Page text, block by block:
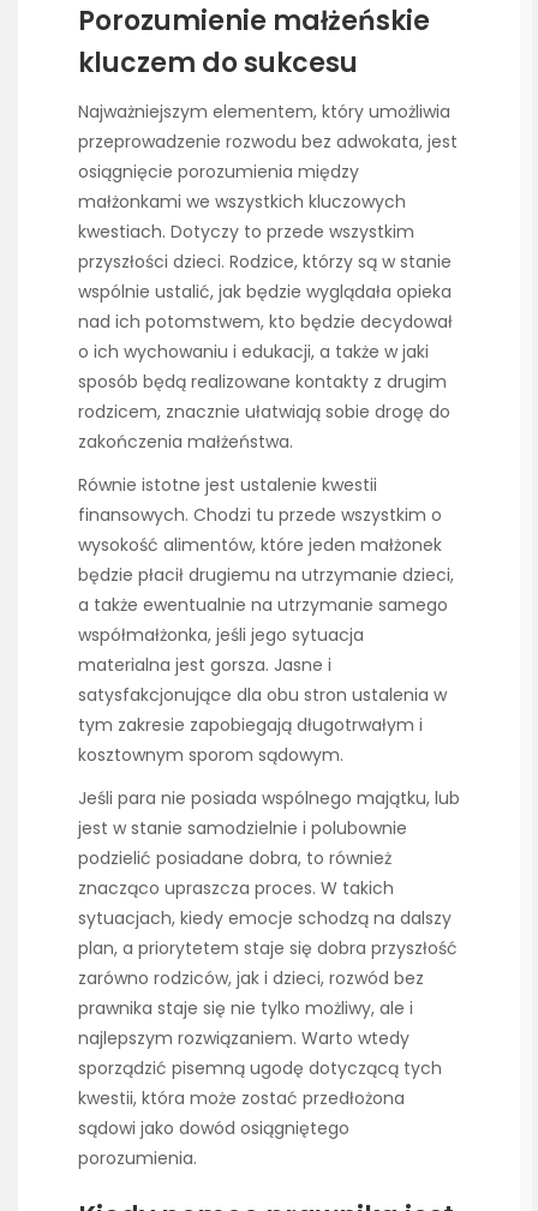
Porozumienie małżeńskie
kluczem do sukcesu
Najważniejszym elementem, który umożliwia
przeprowadzenie rozwodu bez adwokata, jest
osiągnięcie porozumienia między
małżonkami we wszystkich kluczowych
kwestiach. Dotyczy to przede wszystkim
przyszłości dzieci. Rodzice, którzy są w stanie
wspólnie ustalić, jak będzie wyglądała opieka
nad ich potomstwem, kto będzie decydował
o ich wychowaniu i edukacji, a także w jaki
sposób będą realizowane kontakty z drugim
rodzicem, znacznie ułatwiają sobie drogę do
zakończenia małżeństwa.
Równie istotne jest ustalenie kwestii
finansowych. Chodzi tu przede wszystkim o
wysokość alimentów, które jeden małżonek
będzie płacił drugiemu na utrzymanie dzieci,
a także ewentualnie na utrzymanie samego
współmałżonka, jeśli jego sytuacja
materialna jest gorsza. Jasne i
satysfakcjonujące dla obu stron ustalenia w
tym zakresie zapobiegają długotrwałym i
kosztownym sporom sądowym.
Jeśli para nie posiada wspólnego majątku, lub
jest w stanie samodzielnie i polubownie
podzielić posiadane dobra, to również
znacząco upraszcza proces. W takich
sytuacjach, kiedy emocje schodzą na dalszy
plan, a priorytetem staje się dobra przyszłość
zarówno rodziców, jak i dzieci, rozwód bez
prawnika staje się nie tylko możliwy, ale i
najlepszym rozwiązaniem. Warto wtedy
sporządzić pisemną ugodę dotyczącą tych
kwestii, która może zostać przedłożona
sądowi jako dowód osiągniętego
porozumienia.